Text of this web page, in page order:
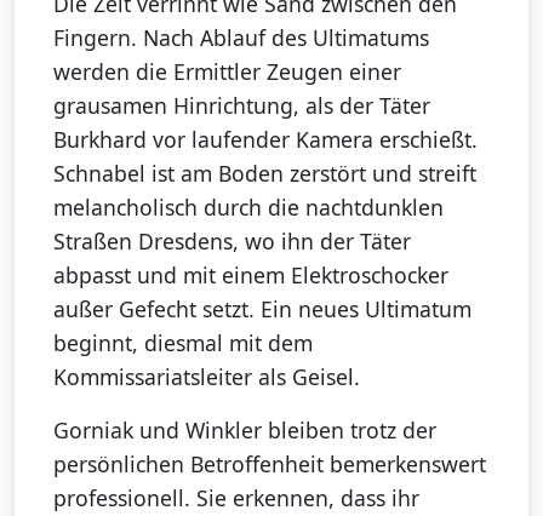
Fingern. Nach Ablauf des Ultimatums
werden die Ermittler Zeugen einer
grausamen Hinrichtung, als der Täter
Burkhard vor laufender Kamera erschießt.
Schnabel ist am Boden zerstört und streift
melancholisch durch die nachtdunklen
Straßen Dresdens, wo ihn der Täter
abpasst und mit einem Elektroschocker
außer Gefecht setzt. Ein neues Ultimatum
beginnt, diesmal mit dem
Kommissariatsleiter als Geisel.
Gorniak und Winkler bleiben trotz der
persönlichen Betroffenheit bemerkenswert
professionell. Sie erkennen, dass ihr